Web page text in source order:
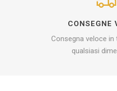
CONSEGNE
Consegna veloce
qualsiasi